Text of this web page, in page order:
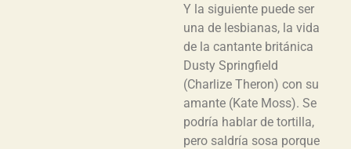
Y la siguiente puede ser
una de lesbianas, la vida
de la cantante británica
Dusty Springfield
(Charlize Theron) con su
amante (Kate Moss). Se
podría hablar de tortilla,
pero saldría sosa porque